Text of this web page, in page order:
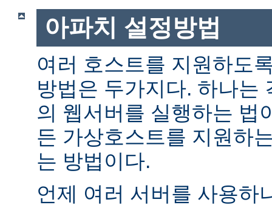
아파치 설정방법
여러 호스트를 지원하도
방법은 두가지다. 하나는
의 웹서버를 실행하는 법
든 가상호스트를 지원하
는 방법이다.
언제 여러 서버를 사용하